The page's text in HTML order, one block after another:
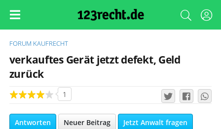
FORUM KAUFRECHT
verkauftes Gerät jetzt defekt, Geld
zurück
1
Antworten Neuer Beitrag Jetzt Anwalt fragen